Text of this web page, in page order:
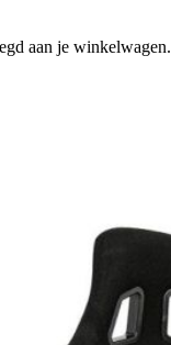
aan je winkelwagen.